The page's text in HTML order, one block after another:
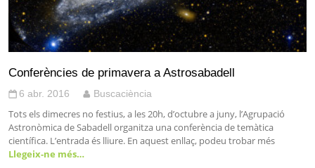
Conferències de primavera a Astrosabadell
6 abr. 2016 Buscaciència
Tots els dimecres no festius, a les 20h, d’octubre a juny, l’Agrupació
Astronòmica de Sabadell organitza una conferència de temàtica
científica. L’entrada és lliure. En aquest enllaç, podeu trobar més
Llegeix-ne més…